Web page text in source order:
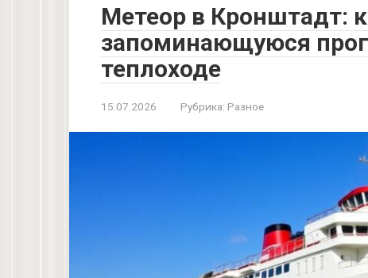
Метеор в Кронштадт:
запоминающуюся
теплоходе
15.07.2026 Рубрика: Разное